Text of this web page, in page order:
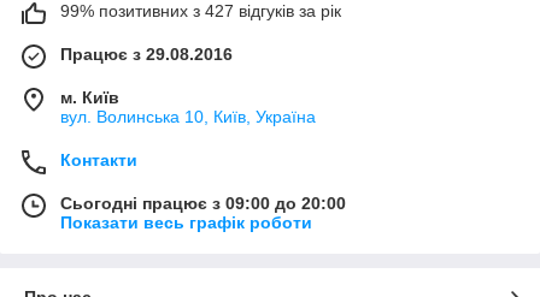
99% позитивних з 427 відгуків за рік
Працює з 29.08.2016
м. Київ
вул. Волинська 10, Київ, Україна
Контакти
Сьогодні працює з 09:00 до 20:00
Показати весь графік роботи